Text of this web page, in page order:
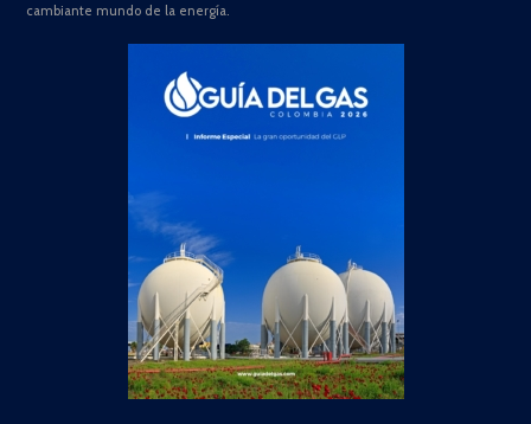
cambiante mundo de la energía.